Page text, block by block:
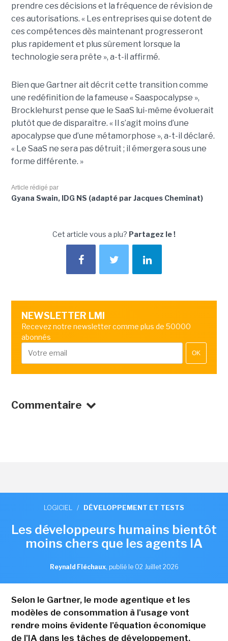
prendre ces décisions et la fréquence de révision de
ces autorisations. « Les entreprises qui se dotent de
ces compétences dès maintenant progresseront
plus rapidement et plus sûrement lorsque la
technologie sera prête », a-t-il affirmé.
Bien que Gartner ait décrit cette transition comme
une redéfinition de la fameuse « Saaspocalypse »,
Brocklehurst pense que le SaaS lui-même évoluerait
plutôt que de disparaître. « Il s’agit moins d’une
apocalypse que d’une métamorphose », a-t-il déclaré.
« Le SaaS ne sera pas détruit ; il émergera sous une
forme différente. »
Article rédigé par
Gyana Swain, IDG NS (adapté par Jacques Cheminat)
Cet article vous a plu? Partagez le !
NEWSLETTER LMI
Recevez notre newsletter comme plus de 50000
abonnés
OK
Commentaire
LOGICIEL / DÉVELOPPEMENT ET TESTS
Les développeurs humains bientôt
moins chers que les agents IA
Reynald Fléchaux, publié le 02 Juillet 2026
Selon le Gartner, le mode agentique et les
modèles de consommation à l'usage vont
rendre moins évidente l'équation économique
de l'IA dans les tâches de développement.